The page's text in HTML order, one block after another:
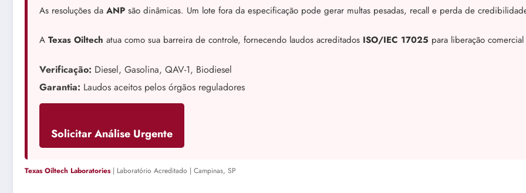
As resoluções da ANP são dinâmicas. Um lote fora da especificação pode gerar multas pesadas, recall e perda de
A Texas Oiltech atua como sua barreira de controle, fornecendo laudos acreditados ISO/IEC 17025 para liberação
Verificação: Diesel, Gasolina, QAV-1, Biodiesel
Garantia: Laudos aceitos pelos órgãos reguladores
Solicitar Análise Urgente
Texas Oiltech Laboratories| Laboratório Acreditado | Campinas, SP